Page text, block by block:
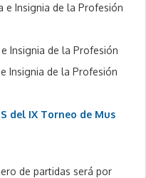
de la Profesión
de la Profesión
de la Profesión
del IX Torneo de Mus
de partidas será por